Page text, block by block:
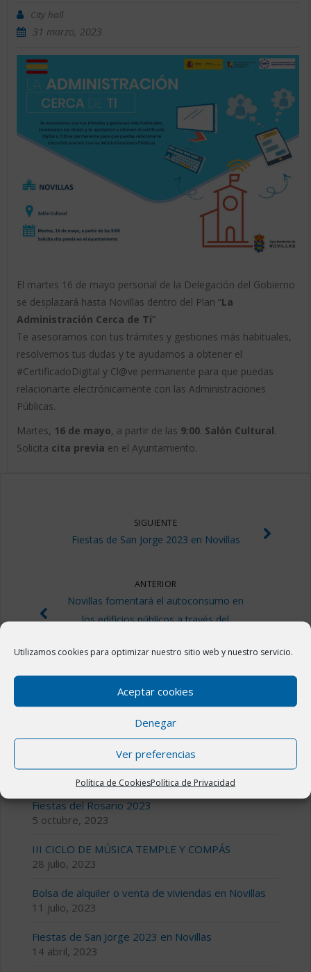
Utilizamos cookies para optimizar nuestro sitio web y nuestro servicio.
Aceptar cookies
Denegar
Ver preferencias
Política de CookiesPolítica de Privacidad
City hall
31 marzo, 2023
El martes 16 de mayo personal de la Delegación del Gobierno
se desplazará hasta Novillas dentro del Plan “La
Administración Cerca de Ti”
Te asesoramos con tus trámites y gestiones más habituales,
resolvemos tus dudas y te ayudamos a obtener el
#CertificadoDigital y Cl@ve permanente para que puedas
relacionarte electrónicamente con las Administraciones
Públicas.
Martes, 16 de mayo, a partir de las 9:00. Salón Cultural.
Solicita cita previa en el Ayuntamiento.
SIGUIENTE
Fiestas de San Jorge 2023 en Novillas
ANTERIOR
Novillas fomentará el autoconsumo en
los edificios públicos a través del
ÚLTIMAS NOTICIAS
Fiestas del Rosario 2023
5 octubre, 2023
III CICLO DE MÚSICA TEMPLE Y COMPÁS
28 julio, 2023
Bolsa de alquiler o venta de viviendas en Novillas
11 julio, 2023
Fiestas de San Jorge 2023 en Novillas
14 abril, 2023